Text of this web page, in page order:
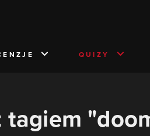
QUIZY
tagiem